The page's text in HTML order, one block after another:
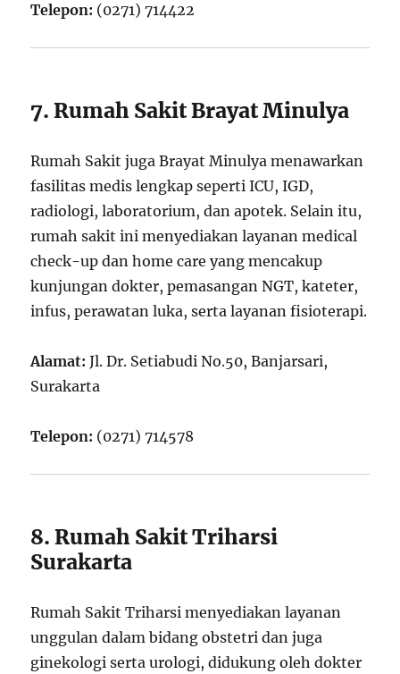
Telepon: (0271) 714422
7. Rumah Sakit Brayat Minulya
Rumah Sakit juga Brayat Minulya menawarkan
fasilitas medis lengkap seperti ICU, IGD,
radiologi, laboratorium, dan apotek. Selain itu,
rumah sakit ini menyediakan layanan medical
check-up dan home care yang mencakup
kunjungan dokter, pemasangan NGT, kateter,
infus, perawatan luka, serta layanan fisioterapi.
Alamat: Jl. Dr. Setiabudi No.50, Banjarsari,
Surakarta
Telepon: (0271) 714578
8. Rumah Sakit Triharsi
Surakarta
Rumah Sakit Triharsi menyediakan layanan
unggulan dalam bidang obstetri dan juga
ginekologi serta urologi, didukung oleh dokter